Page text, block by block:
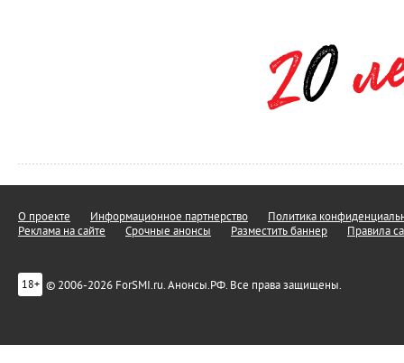
О проекте Информационное партнерство
Политика
Реклама на сайте
Срочные анонсы Разместить баннер Правила
18+ © 2006-2026 ForSMI.ru. Анонсы.РФ. Все права защищены.